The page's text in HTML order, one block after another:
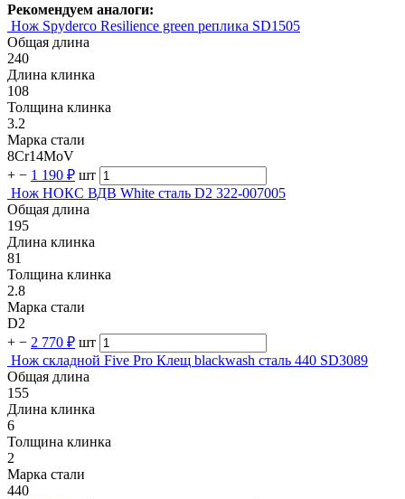
Рекомендуем аналоги:
Нож Spyderco Resilience green реплика SD1505
Общая длина
240
Длина клинка
108
Толщина клинка
3.2
Марка стали
8Cr14MoV
+ − 1 190 ₽ шт
Нож НОКС ВДВ White сталь D2 322-007005
Общая длина
195
Длина клинка
81
Толщина клинка
2.8
Марка стали
D2
+ − 2 770 ₽ шт
Нож складной Five Pro Клещ blackwash сталь 440 SD3089
Общая длина
155
Длина клинка
6
Толщина клинка
2
Марка стали
440